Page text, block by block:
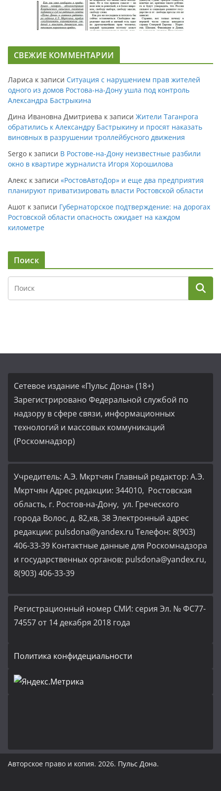
СВЕЖИЕ КОММЕНТАРИИ
Лариса к записи Ситуация с нарушением прав жителей
одного из домов Ростова-на-Дону ушла под контроль
Александра Бастрыкина
Дина Ивановна Дмитриева к записи Жители Таганрога
обратились к Александру Бастрыкину и просят наказать
виновных в разрушении троллейбусного движения
Sergo к записи В Ростове-на-Дону неизвестные разбили
окно в квартире журналиста Игоря Хорошилова
Алекс к записи «РостовАвтоДор» и еще два предприятия
планируют приватизировать власти Ростовской области
Ашот к записи Губернаторское подтверждение: на дорогах
Ростовской области опасность ожидает на каждом
километре
Поиск
Сетевое издание «Пульс Дона» (18+)
Зарегистрировано Федеральной службой по
надзору в сфере связи, информационных
технологий и массовых коммуникаций
(Роскомнадзор)
Учредитель: А.Э. Мкртчян Главный редактор: А.Э.
Мкртчян Адрес редакции: 344010, Ростовская
область, г. Ростов-на-Дону, ул. Греческого
города Волос, д. 82,кв, 38 Электронный адрес
редакции: pulsdona@yandex.ru Телефон: 8(903)
406-33-39 Контактные данные для Роскомнадзора
и государственных органов: pulsdona@yandex.ru,
8(903) 406-33-39
Регистрационный номер СМИ: серия Эл. № ФС77-
74557 от 14 декабря 2018 года
Политика конфидециальности
Авторское право и копия. 2026. Пульс Дона.